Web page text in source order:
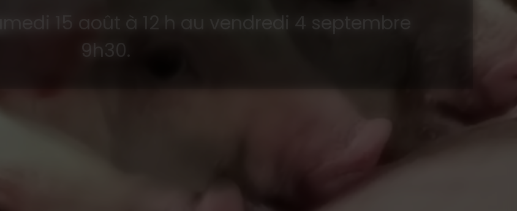
15 août à 12 h au vendredi 4 septembre
9h30.